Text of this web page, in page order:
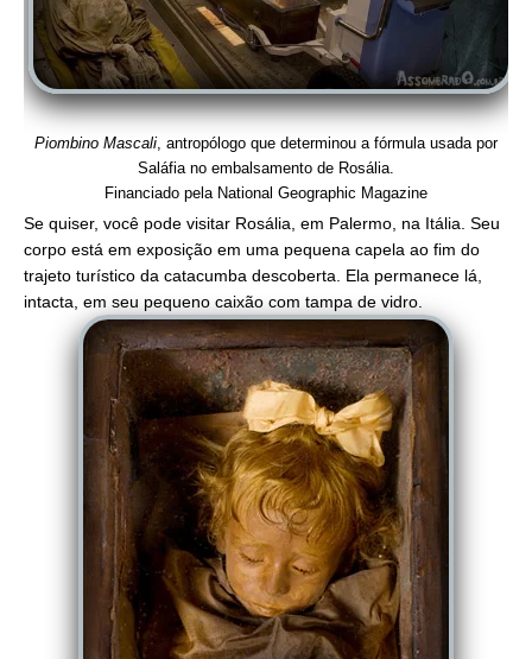
Piombino Mascali, antropólogo que determinou a fórmula usada por
Saláfia no embalsamento de Rosália.
Financiado pela National Geographic Magazine
Se quiser, você pode visitar Rosália, em Palermo, na Itália. Seu
corpo está em exposição em uma pequena capela ao fim do
trajeto turístico da catacumba descoberta. Ela permanece lá,
intacta, em seu pequeno caixão com tampa de vidro.